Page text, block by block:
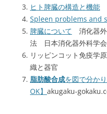
ヒト脾臓の構造と機能
Spleen problems and
脾臓について 消化器
法 日本消化器外科学会
リッピンコット免疫
織と器官
脂肪酸合成を図で分か
OK】 akugaku-